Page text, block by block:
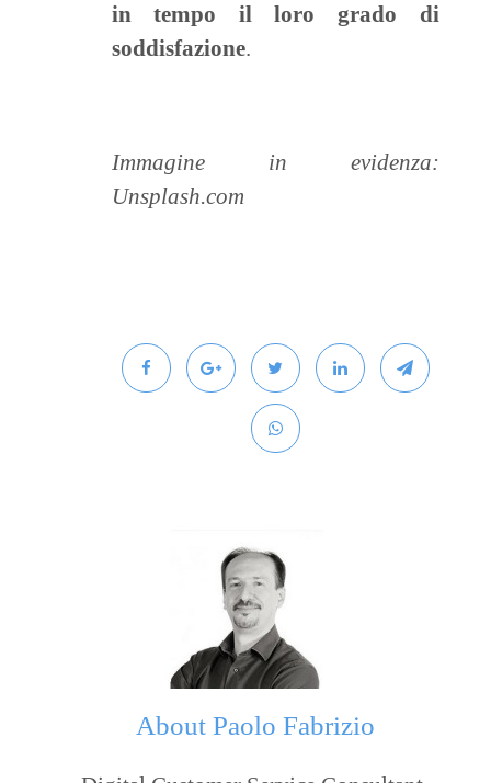
in tempo il loro grado di
soddisfazione.
Immagine in evidenza:
Unsplash.com
About Paolo Fabrizio